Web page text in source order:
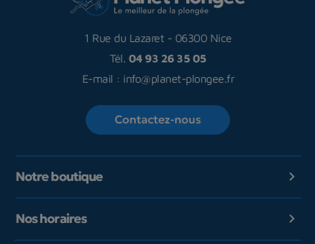
1 Rue du Lazaret - 06300 Nice
Tél. 04 93 26 35 05
E-mail : info@planet-plongee.fr
Contactez-nous
Notre boutique 
Nos horaires 